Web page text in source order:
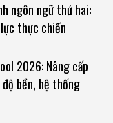
ngôn ngữ thứ hai:
thực chiến
2026: Nâng cấp
bền, hệ thống